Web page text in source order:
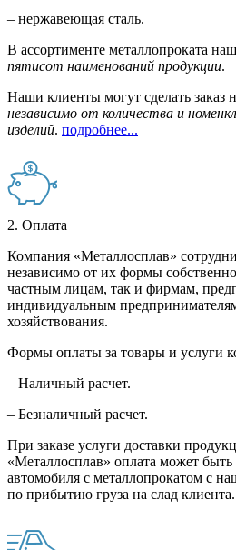
– нержавеющая сталь.
В ассортименте металлопроката
пятисот наименований продукции.
Наши клиенты могут сделать заказ
независимо от количества и
изделий. подробнее...
2. Оплата
Компания «Металлосплав»
независимо от их формы
частным лицам, так и фирмам,
индивидуальным
хозяйствования.
Формы оплаты за товары и услуги
– Наличный расчет.
– Безналичный расчет.
При заказе услуги доставки
«Металлосплав» оплата может
автомобиля с металлопрокатом с
по прибытию груза на слад клиента.